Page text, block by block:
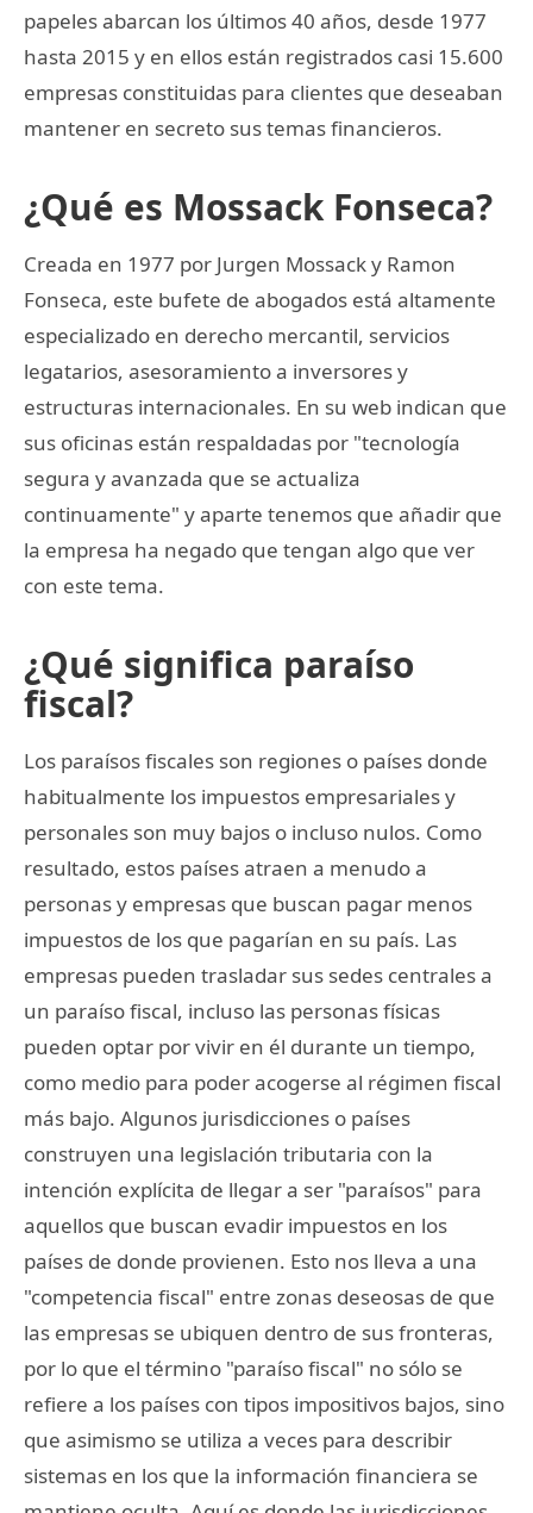
papeles abarcan los últimos 40 años, desde 1977
hasta 2015 y en ellos están registrados casi 15.600
empresas constituidas para clientes que deseaban
mantener en secreto sus temas financieros.
¿Qué es Mossack Fonseca?
Creada en 1977 por Jurgen Mossack y Ramon
Fonseca, este bufete de abogados está altamente
especializado en derecho mercantil, servicios
legatarios, asesoramiento a inversores y
estructuras internacionales. En su web indican que
sus oficinas están respaldadas por "tecnología
segura y avanzada que se actualiza
continuamente" y aparte tenemos que añadir que
la empresa ha negado que tengan algo que ver
con este tema.
¿Qué significa paraíso
fiscal?
Los paraísos fiscales son regiones o países donde
habitualmente los impuestos empresariales y
personales son muy bajos o incluso nulos. Como
resultado, estos países atraen a menudo a
personas y empresas que buscan pagar menos
impuestos de los que pagarían en su país. Las
empresas pueden trasladar sus sedes centrales a
un paraíso fiscal, incluso las personas físicas
pueden optar por vivir en él durante un tiempo,
como medio para poder acogerse al régimen fiscal
más bajo. Algunos jurisdicciones o países
construyen una legislación tributaria con la
intención explícita de llegar a ser "paraísos" para
aquellos que buscan evadir impuestos en los
países de donde provienen. Esto nos lleva a una
"competencia fiscal" entre zonas deseosas de que
las empresas se ubiquen dentro de sus fronteras,
por lo que el término "paraíso fiscal" no sólo se
refiere a los países con tipos impositivos bajos, sino
que asimismo se utiliza a veces para describir
sistemas en los que la información financiera se